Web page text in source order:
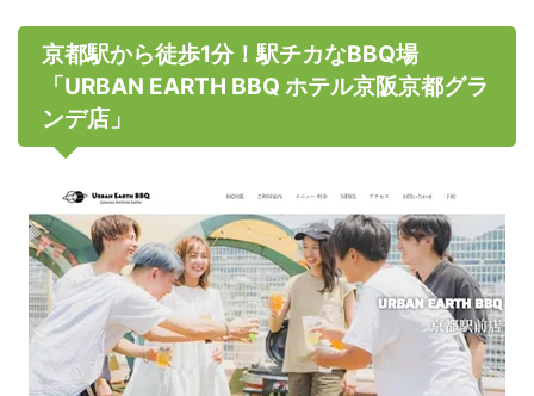
京都駅から徒歩1分！駅チカなBBQ場
「URBAN EARTH BBQ ホテル京阪京都グラ
ンデ店」